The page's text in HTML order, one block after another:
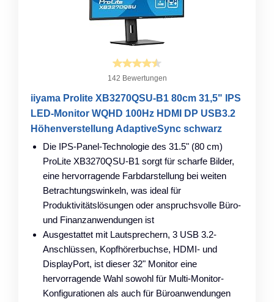
142 Bewertungen
iiyama Prolite XB3270QSU-B1 80cm 31,5" IPS
LED-Monitor WQHD 100Hz HDMI DP USB3.2
Höhenverstellung AdaptiveSync schwarz
Die IPS-Panel-Technologie des 31.5" (80 cm)
ProLite XB3270QSU-B1 sorgt für scharfe Bilder,
eine hervorragende Farbdarstellung bei weiten
Betrachtungswinkeln, was ideal für
Produktivitätslösungen oder anspruchsvolle Büro-
und Finanzanwendungen ist
Ausgestattet mit Lautsprechern, 3 USB 3.2-
Anschlüssen, Kopfhörerbuchse, HDMI- und
DisplayPort, ist dieser 32" Monitor eine
hervorragende Wahl sowohl für Multi-Monitor-
Konfigurationen als auch für Büroanwendungen